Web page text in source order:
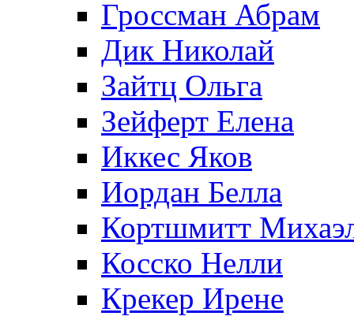
Гроссман Абрам
Дик Николай
Зайтц Ольга
Зейферт Елена
Иккес Яков
Иордан Белла
Кортшмитт
Косско Нелли
Крекер Ирене